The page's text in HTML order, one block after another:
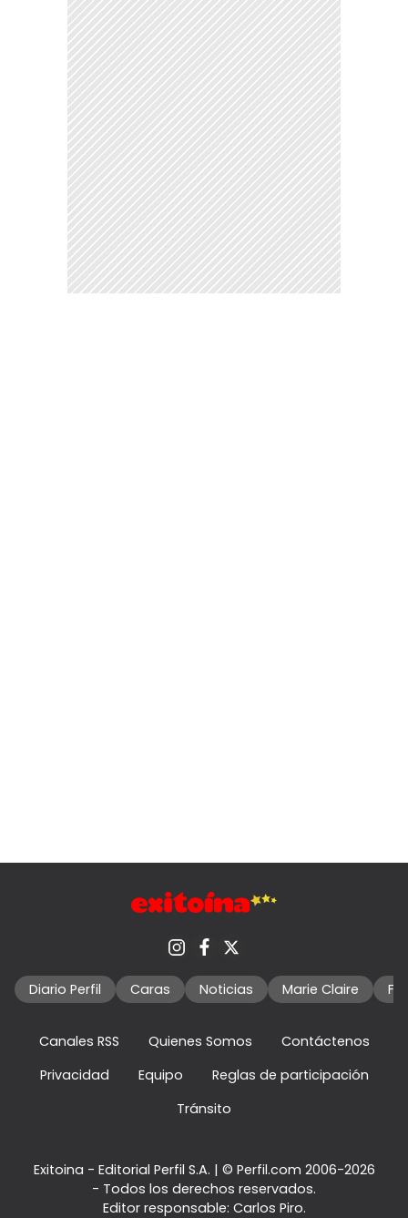
Diario Perfil Caras Noticias Marie Claire
Canales RSS Quienes Somos
Contáctenos
Privacidad
Equipo
Reglas de participación
Tránsito
Exitoina - Editorial Perfil S.A. | © Perfil.com 2006-2026
- Todos los derechos reservados.
Editor responsable: Carlos Piro.